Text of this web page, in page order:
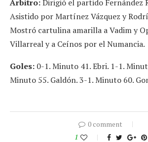
Árbitro:Dirigió el partido Fernández
Asistido por Martínez Vázquez y
Mostró cartulina amarilla a Vadim y
Villarreal y a Ceínos por el Numancia.
Goles: 0-1. Minuto 41. Ebri. 1-1.
Minuto 55. Galdón. 3-1. Minuto 60.
0 comment
1